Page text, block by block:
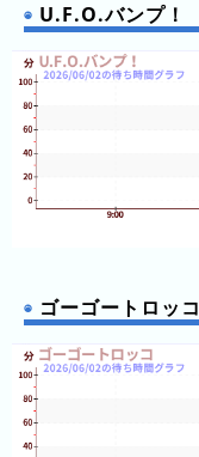
U.F.O.バンプ！
ゴーゴートロッコ